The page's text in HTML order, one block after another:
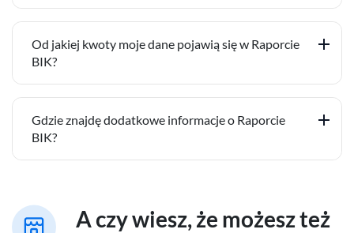
Od jakiej kwoty moje dane pojawią się w Raporcie
BIK?
Gdzie znajdę dodatkowe informacje o Raporcie
BIK?
A czy wiesz, że możesz też